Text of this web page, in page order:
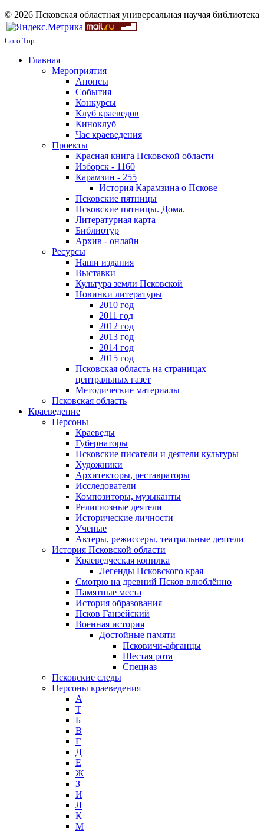
© 2026 Псковская областная универсальная научая библиотека
Goto Top
Главная
Мероприятия
Анонсы
События
Конкурсы
Клуб краеведов
Киноклуб
Час краеведения
Проекты
Красная книга Псковской области
Изборск - 1160
Карамзин - 255
История Карамзина о Пскове
Псковские пятницы
Псковские пятницы. Дома.
Литературная карта
Библиотур
Архив - онлайн
Ресурсы
Наши издания
Выставки
Культура земли Псковской
Новинки литературы
2010 год
2011 год
2012 год
2013 год
2014 год
2015 год
Псковская область на страницах
центральных газет
Методические материалы
Псковская область
Краеведение
Персоны
Краеведы
Губернаторы
Псковские писатели и деятели культуры
Художники
Архитекторы, реставраторы
Исследователи
Композиторы, музыканты
Религиозные деятели
Исторические личности
Ученые
Актеры, режиссеры, театральные деятели
История Псковской области
Краеведческая копилка
Легенды Псковского края
Смотрю на древний Псков влюблённо
Памятные места
История образования
Псков Ганзейский
Военная история
Достойные памяти
Псковичи-афганцы
Шестая рота
Спецназ
Псковские следы
Персоны краеведения
А
T
Б
В
Г
Д
Е
Ж
З
И
Л
К
М